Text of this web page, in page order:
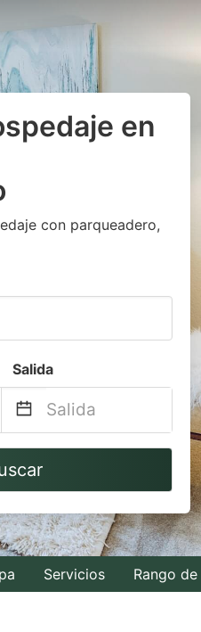
en
con parqueadero,
Salida
Navigate
to
interact
with
the
Servicios Rango